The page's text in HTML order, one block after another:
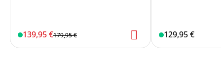
139,95 €179,95 € 129,95 €